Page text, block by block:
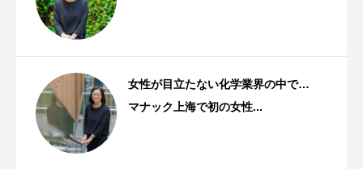
女性が目立たない化学業界の中で…
マナック上海で初の女性...